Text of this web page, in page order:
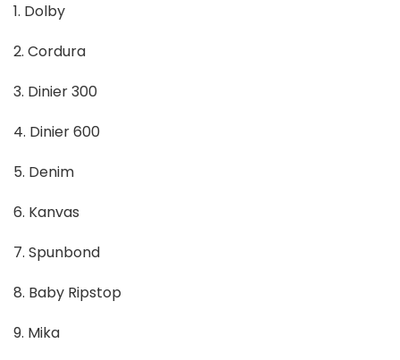
1. Dolby
2. Cordura
3. Dinier 300
4. Dinier 600
5. Denim
6. Kanvas
7. Spunbond
8. Baby Ripstop
9. Mika